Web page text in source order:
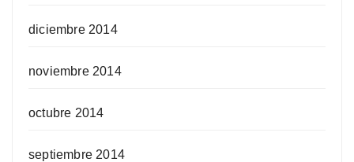
diciembre 2014
noviembre 2014
octubre 2014
septiembre 2014